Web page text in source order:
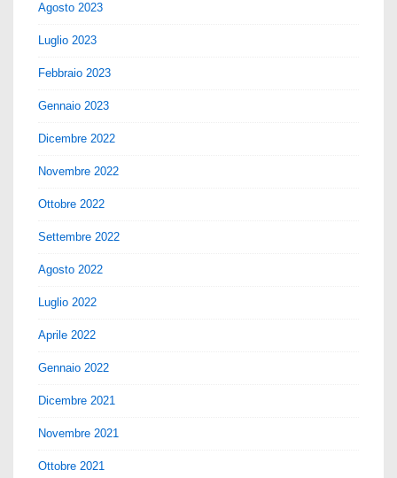
Agosto 2023
Luglio 2023
Febbraio 2023
Gennaio 2023
Dicembre 2022
Novembre 2022
Ottobre 2022
Settembre 2022
Agosto 2022
Luglio 2022
Aprile 2022
Gennaio 2022
Dicembre 2021
Novembre 2021
Ottobre 2021